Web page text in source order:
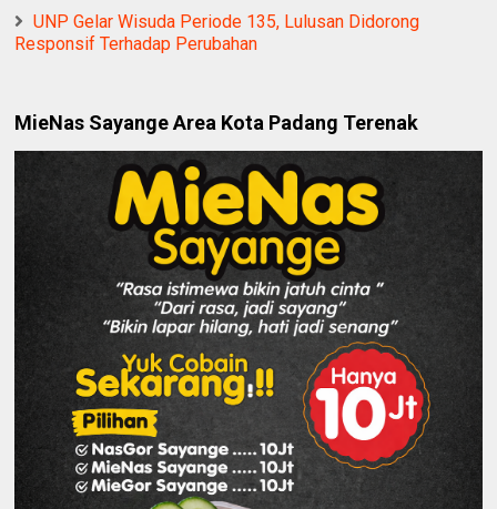
UNP Gelar Wisuda Periode 135, Lulusan Didorong
Responsif Terhadap Perubahan
MieNas Sayange Area Kota Padang Terenak